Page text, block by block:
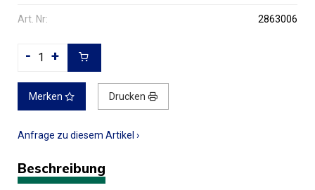
Art. Nr: 2863006
- +
Merken Drucken
Anfrage zu diesem Artikel ›
Beschreibung